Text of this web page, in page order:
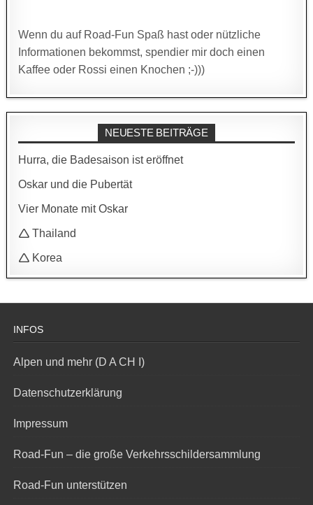
Wenn du auf Road-Fun Spaß hast oder nützliche
Informationen bekommst, spendier mir doch einen
Kaffee oder Rossi einen Knochen ;-)))
NEUESTE BEITRÄGE
Hurra, die Badesaison ist eröffnet
Oskar und die Pubertät
Vier Monate mit Oskar
🛆 Thailand
🛆 Korea
INFOS
Alpen und mehr (D A CH I)
Datenschutzerklärung
Impressum
Road-Fun – die große Verkehrsschildersammlung
Road-Fun unterstützen